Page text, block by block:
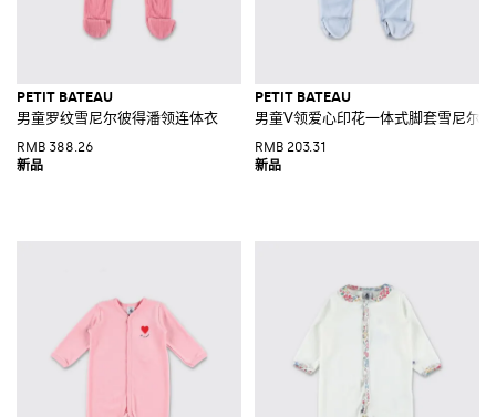
PETIT BATEAU
男童罗纹雪尼尔彼得潘领连体衣
RMB 388.26
PETIT BATEAU
男童V领爱心印花一体式脚套雪尼尔
RMB 203.31